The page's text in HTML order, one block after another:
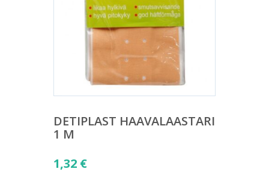
DETIPLAST HAAVALAASTARI
1 M
1,32 €